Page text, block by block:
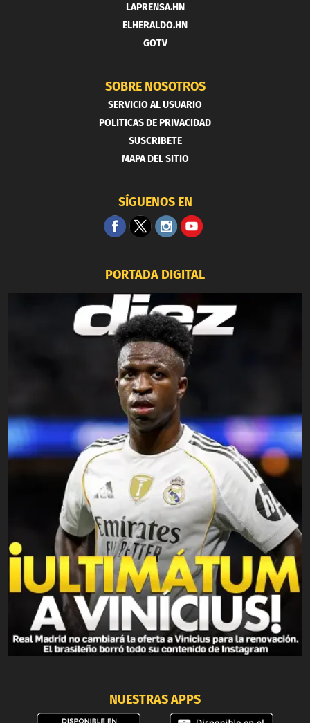
LAPRENSA.HN
ELHERALDO.HN
GOTV
SOBRE NOSOTROS
SERVICIO AL USUARIO
POLITICAS DE PRIVACIDAD
SUSCRIBETE
MAPA DEL SITIO
SÍGUENOS EN
PORTADA DIGITAL
NUESTRAS APPS